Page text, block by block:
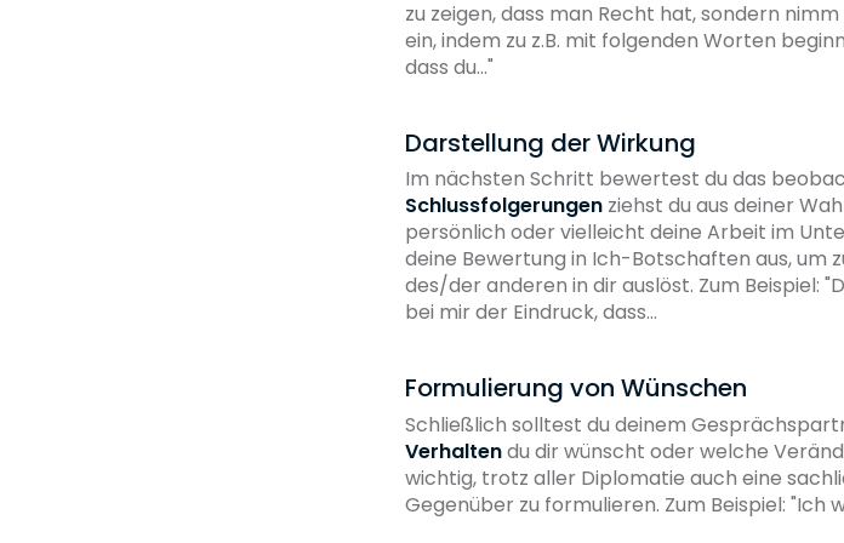
zu zeigen, dass man Recht hat, sondern
ein, indem zu z.B. mit folgenden Worten
dass du..."
Darstellung der Wirkung
Im nächsten Schritt bewertest du das
Schlussfolgerungen ziehst du aus deiner
persönlich oder vielleicht deine Arbeit im
deine Bewertung in Ich-Botschaften aus, um
des/der anderen in dir auslöst. Zum Beispiel:
bei mir der Eindruck, dass…
Formulierung von Wünschen
Schließlich solltest du deinem
Verhaltendu dir wünscht oder welche
wichtig, trotz aller Diplomatie auch eine
Gegenüber zu formulieren. Zum Beispiel: "Ich